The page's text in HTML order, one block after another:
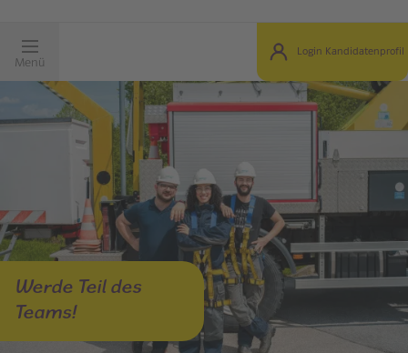
Menü
Login Kandidatenprofil
Werde Teil des
Teams!